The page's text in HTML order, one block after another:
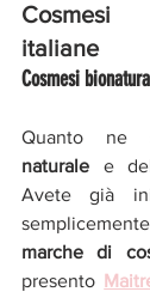
Cosmesi
italiane
Cosmesi
Quanto ne
naturale e
Avete già
marche di
presento